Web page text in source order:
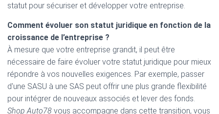
statut pour sécuriser et développer votre entreprise.
Comment évoluer son statut juridique en fonction de la
croissance de l’entreprise ?
À mesure que votre entreprise grandit, il peut être
nécessaire de faire évoluer votre statut juridique pour mieux
répondre à vos nouvelles exigences. Par exemple, passer
d'une SASU à une SAS peut offrir une plus grande flexibilité
pour intégrer de nouveaux associés et lever des fonds.
Shop Auto78 vous accompagne dans cette transition, vous